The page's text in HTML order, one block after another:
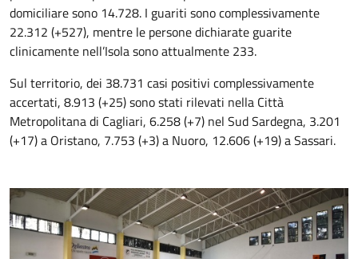
domiciliare sono 14.728. I guariti sono complessivamente
22.312 (+527), mentre le persone dichiarate guarite
clinicamente nell’Isola sono attualmente 233.
Sul territorio, dei 38.731 casi positivi complessivamente
accertati, 8.913 (+25) sono stati rilevati nella Città
Metropolitana di Cagliari, 6.258 (+7) nel Sud Sardegna, 3.201
(+17) a Oristano, 7.753 (+3) a Nuoro, 12.606 (+19) a Sassari.